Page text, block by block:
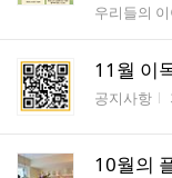
게시판명
우리들의
11월 이
게시판명
공지사항
10월의